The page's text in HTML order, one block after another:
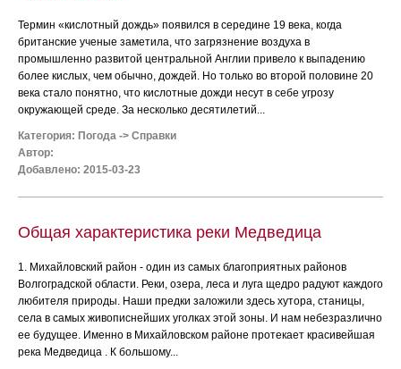
Термин «кислотный дождь» появился в середине 19 века, когда
британские ученые заметила, что загрязнение воздуха в
промышленно развитой центральной Англии привело к выпадению
более кислых, чем обычно, дождей. Но только во второй половине 20
века стало понятно, что кислотные дожди несут в себе угрозу
окружающей среде. За несколько десятилетий...
Категория: Погода -> Справки
Автор:
Добавлено: 2015-03-23
Общая характеристика реки Медведица
1. Михайловский район - один из самых благоприятных районов
Волгоградской области. Реки, озера, леса и луга щедро радуют каждого
любителя природы. Наши предки заложили здесь хутора, станицы,
села в самых живописнейших уголках этой зоны. И нам небезразлично
ее будущее. Именно в Михайловском районе протекает красивейшая
река Медведица . К большому...